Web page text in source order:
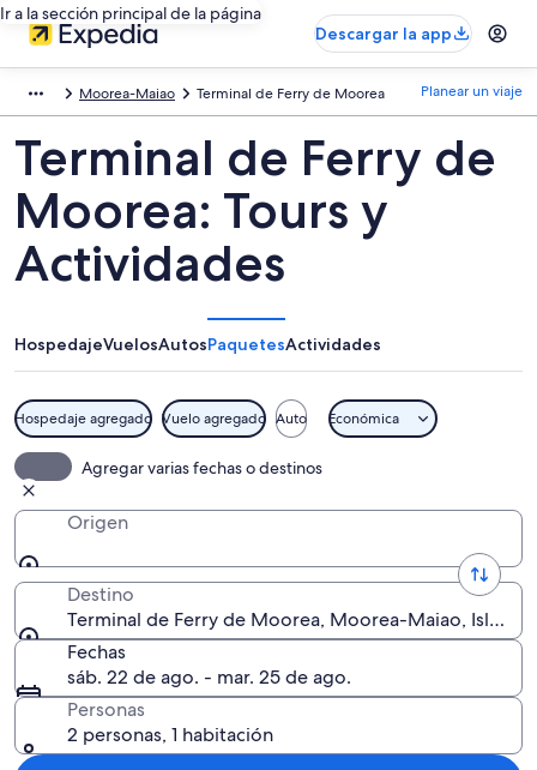
Ir a la sección principal de la página
Descargar la app
Moorea-Maiao Terminal de Ferry de Moorea Planear un viaje
Terminal de Ferry de
Moorea: Tours y
Actividades
HospedajeVuelosAutosPaquetesActividades
Hospedaje agregado Vuelo agregado Auto Económica
Agregar varias fechas o destinos
Origen
Destino
Terminal de Ferry de Moorea, Moorea-Maiao, Islas
Fechas
sáb. 22 de ago. - mar. 25 de ago.
Personas
2 personas, 1 habitación